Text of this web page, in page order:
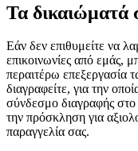
Τα δικαιώματά
Εάν δεν επιθυμείτε να
επικοινωνίες από εμάς,
περαιτέρω επεξεργασία
διαγραφείτε, για την
σύνδεσμο διαγραφής στο
την πρόσκληση για
παραγγελία σας.